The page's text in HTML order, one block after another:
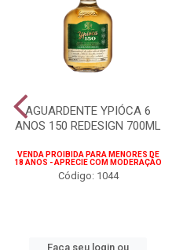
AGUARDENTE YPIÓCA 6
ANOS 150 REDESIGN 700ML
VENDA PROIBIDA PARA MENORES DE
18 ANOS - APRECIE COM MODERAÇÃO
Código: 1044
Faça seu login ou